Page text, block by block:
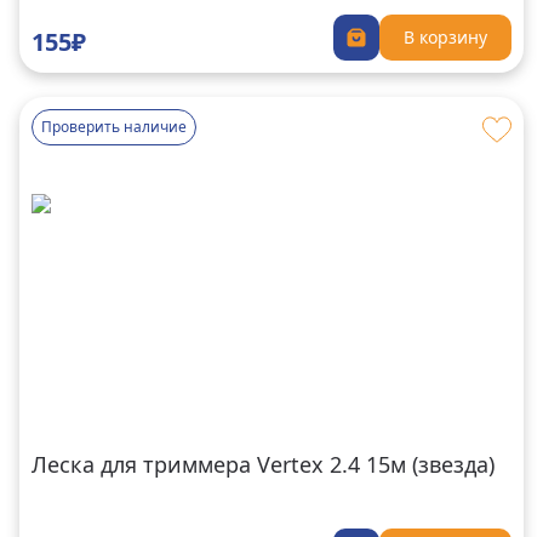
155₽ В корзину
Проверить наличие
Леска для триммера Vertex 2.4 15м (звезда)